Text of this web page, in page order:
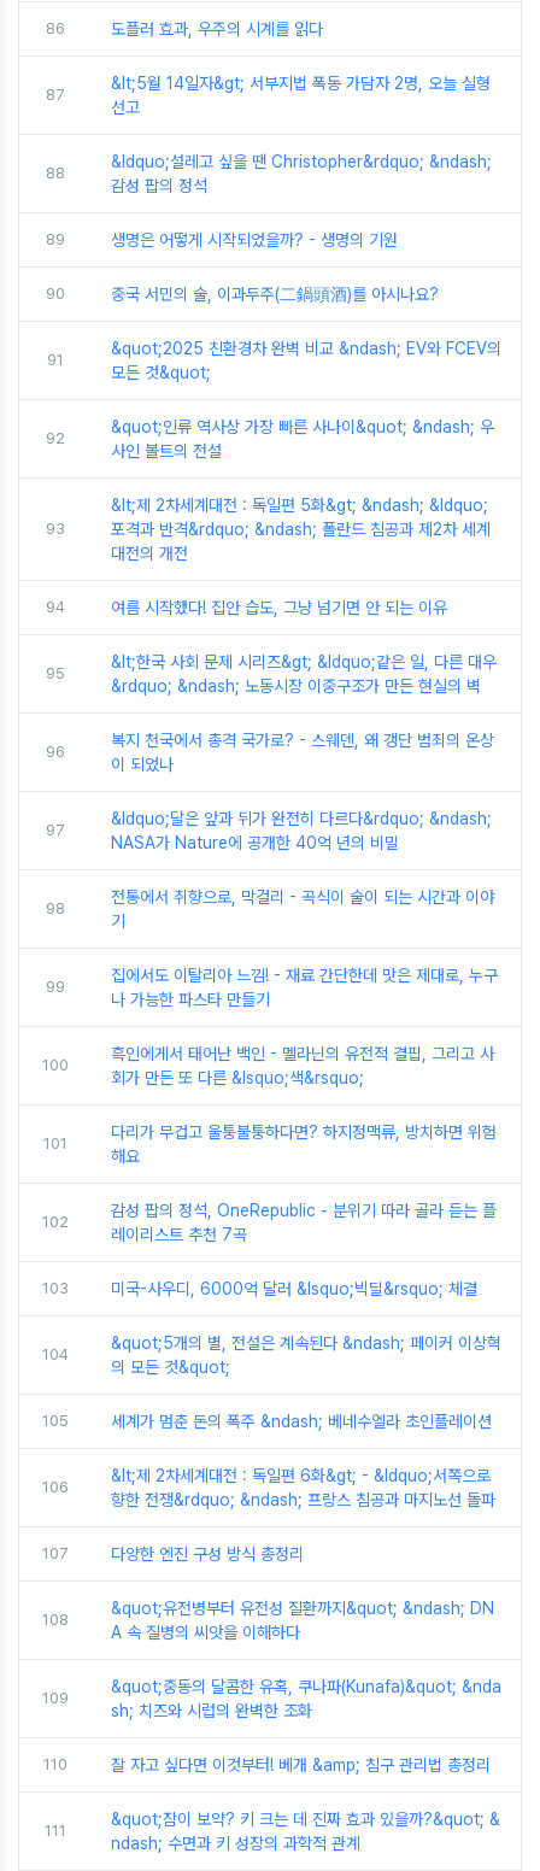
86 도플러 효과, 우주의 시계를 읽다
87
&lt;5월 14일자&gt; 서부지법 폭동 가담자 2명, 오늘 실형
선고
88
&ldquo;설레고 싶을 땐 Christopher&rdquo; &ndash;
감성 팝의 정석
89 생명은 어떻게 시작되었을까? - 생명의 기원
90 중국 서민의 술, 이과두주(二鍋頭酒)를 아시나요?
91
&quot;2025 친환경차 완벽 비교 &ndash; EV와 FCEV의
모든 것&quot;
92
&quot;인류 역사상 가장 빠른 사나이&quot; &ndash; 우
사인 볼트의 전설
93
&lt;제 2차세계대전 : 독일편 5화&gt; &ndash; &ldquo;
포격과 반격&rdquo; &ndash; 폴란드 침공과 제2차 세계
대전의 개전
94 여름 시작했다! 집안 습도, 그냥 넘기면 안 되는 이유
95
&lt;한국 사회 문제 시리즈&gt; &ldquo;같은 일, 다른 대우
&rdquo; &ndash; 노동시장 이중구조가 만든 현실의 벽
96
복지 천국에서 총격 국가로? - 스웨덴, 왜 갱단 범죄의 온상
이 되었나
97
&ldquo;달은 앞과 뒤가 완전히 다르다&rdquo; &ndash;
NASA가 Nature에 공개한 40억 년의 비밀
98
전통에서 취향으로, 막걸리 - 곡식이 술이 되는 시간과 이야
기
99
집에서도 이탈리아 느낌! - 재료 간단한데 맛은 제대로, 누구
나 가능한 파스타 만들기
100
흑인에게서 태어난 백인 - 멜라닌의 유전적 결핍, 그리고 사
회가 만든 또 다른 &lsquo;색&rsquo;
101
다리가 무겁고 울퉁불퉁하다면? 하지정맥류, 방치하면 위험
해요
102
감성 팝의 정석, OneRepublic - 분위기 따라 골라 듣는 플
레이리스트 추천 7곡
103 미국-사우디, 6000억 달러 &lsquo;빅딜&rsquo; 체결
104
&quot;5개의 별, 전설은 계속된다 &ndash; 페이커 이상혁
의 모든 것&quot;
105 세계가 멈춘 돈의 폭주 &ndash; 베네수엘라 초인플레이션
106
&lt;제 2차세계대전 : 독일편 6화&gt; - &ldquo;서쪽으로
향한 전쟁&rdquo; &ndash; 프랑스 침공과 마지노선 돌파
107 다양한 엔진 구성 방식 총정리
108
&quot;유전병부터 유전성 질환까지&quot; &ndash; DN
A 속 질병의 씨앗을 이해하다
109
&quot;중동의 달콤한 유혹, 쿠나파(Kunafa)&quot; &nda
sh; 치즈와 시럽의 완벽한 조화
110 잘 자고 싶다면 이것부터! 베개 &amp; 침구 관리법 총정리
111
&quot;잠이 보약? 키 크는 데 진짜 효과 있을까?&quot; &
ndash; 수면과 키 성장의 과학적 관계